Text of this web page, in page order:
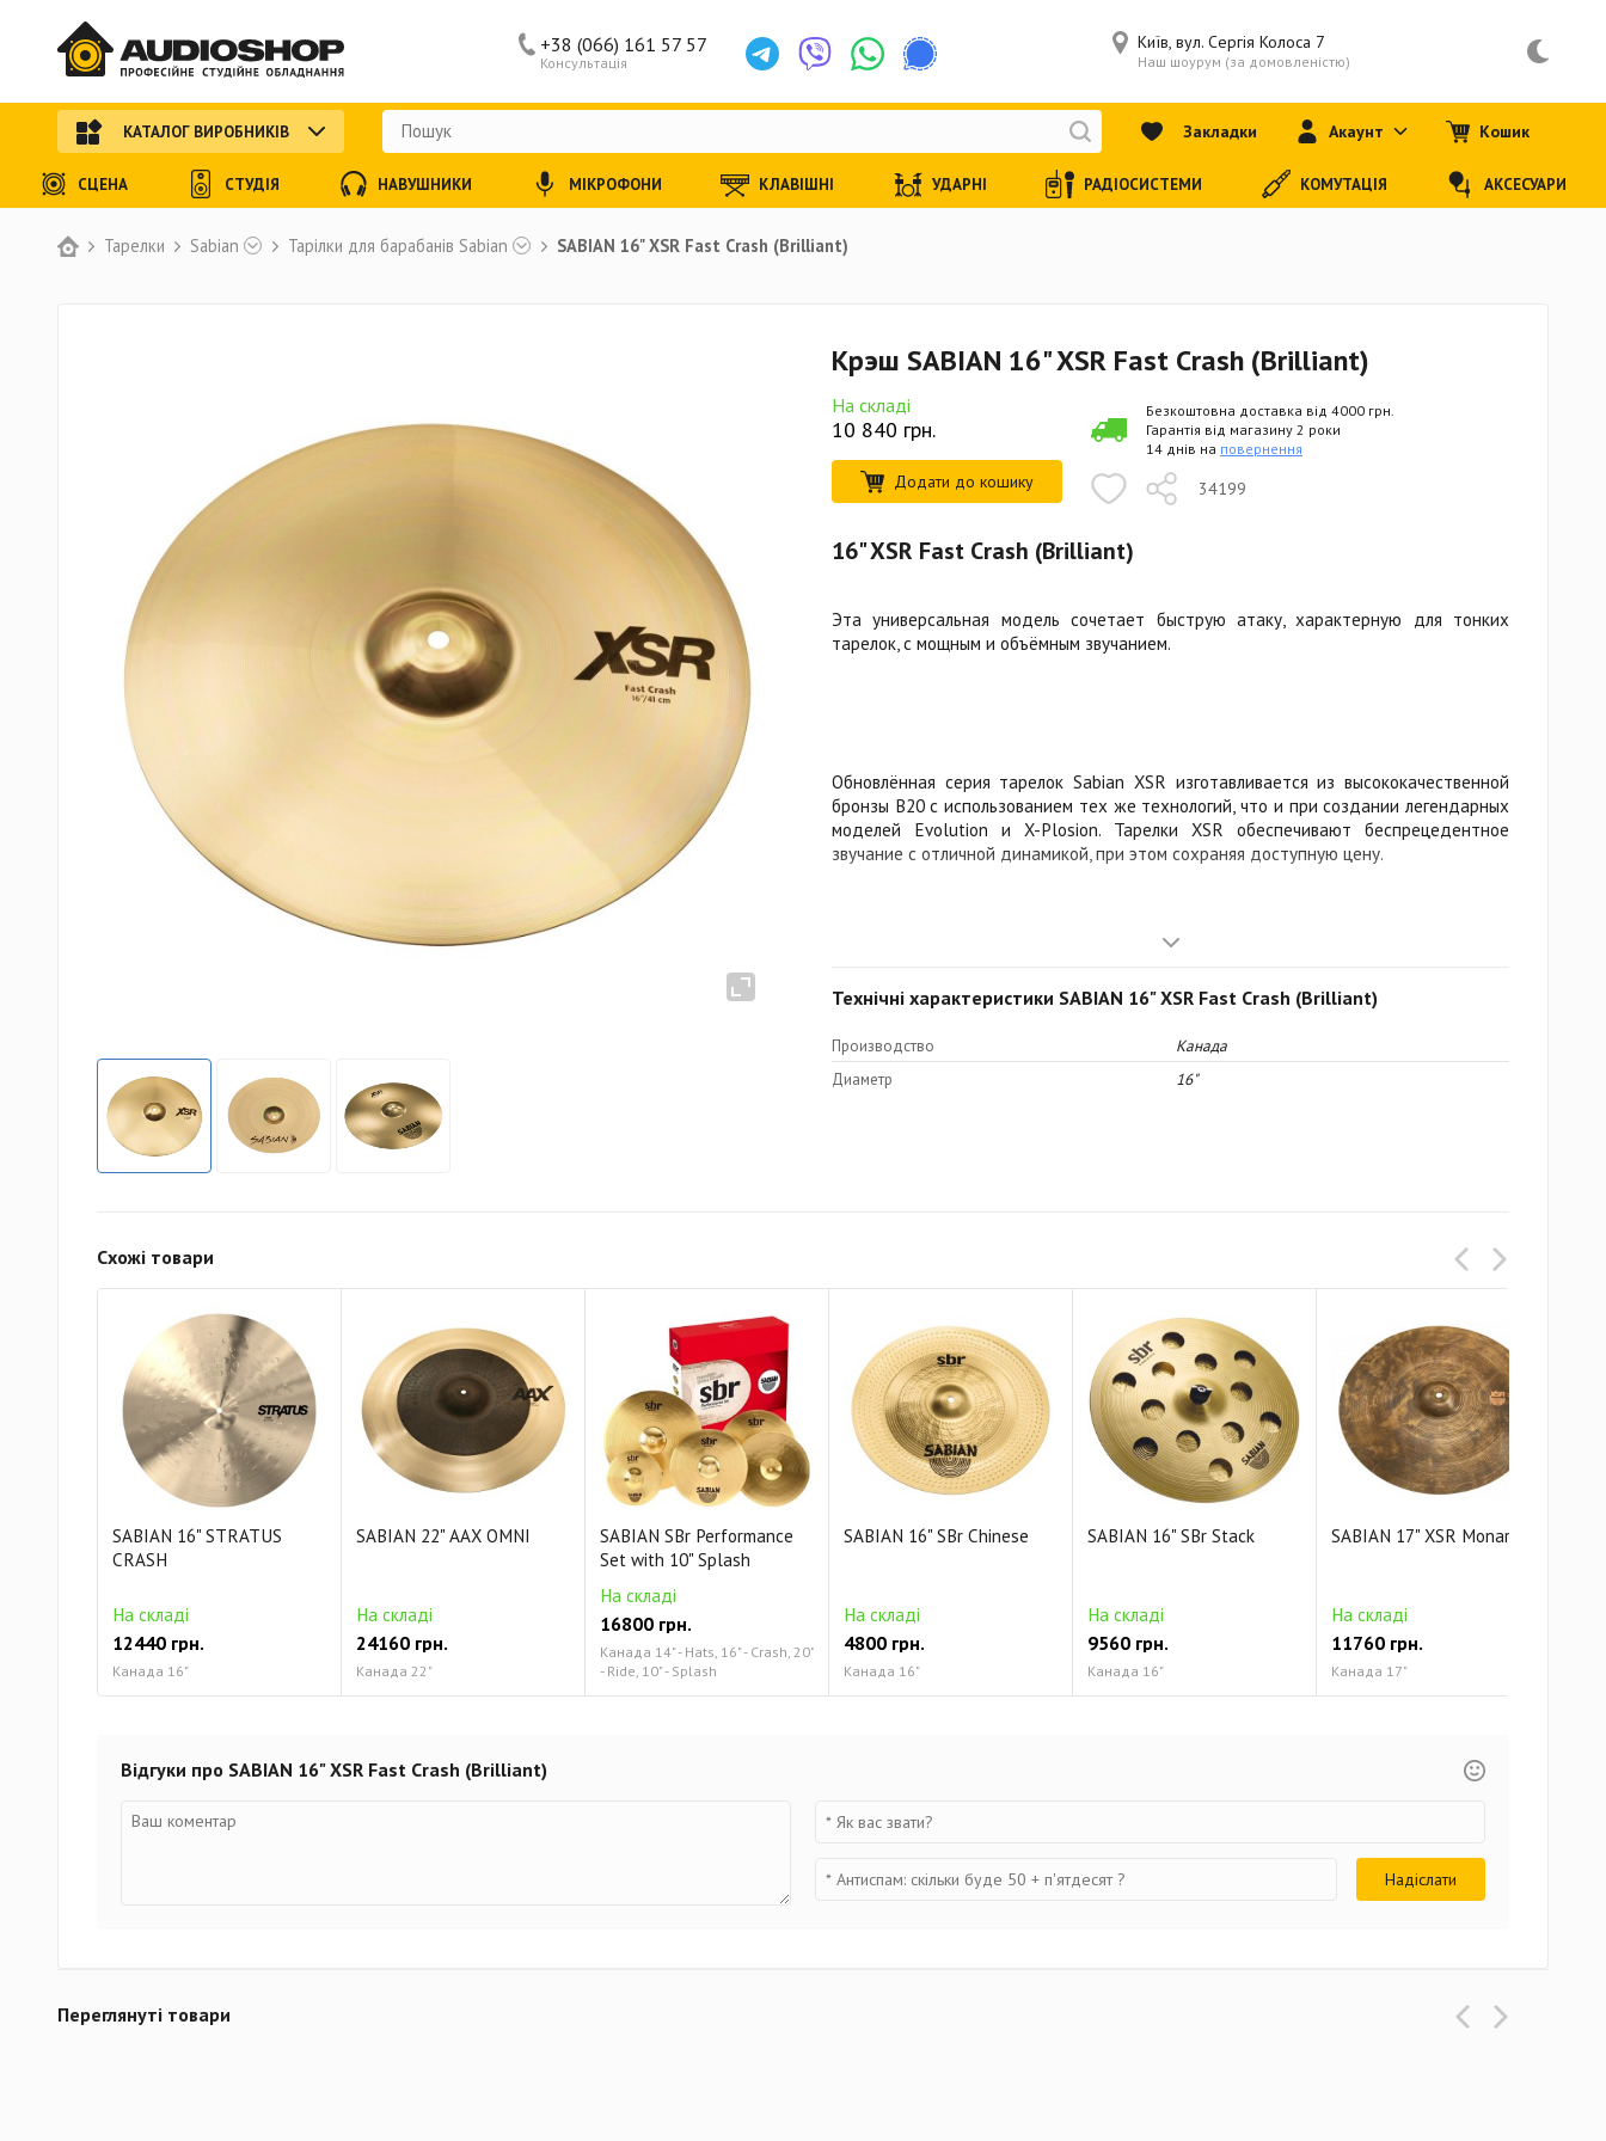
Тарелки Sabian Тарілки для барабанів Sabian SABIAN 16" XSR Fast Crash (Brilliant)
Крэш SABIAN 16" XSR Fast Crash (Brilliant)
На складі
10 840 грн.
Додати до кошику 34199
Безкоштовна доставка від 4000 грн.
Гарантія від магазину 2 роки
14 днів на повернення
16" XSR Fast Crash (Brilliant)
Эта универсальная модель сочетает быструю атаку, характерную для тонких
тарелок, с мощным и объёмным звучанием.
Обновлённая серия тарелок Sabian XSR изготавливается из высококачественной
бронзы B20 с использованием тех же технологий, что и при создании легендарных
моделей Evolution и X-Plosion. Тарелки XSR обеспечивают беспрецедентное
звучание с отличной динамикой, при этом сохраняя доступную цену.
тщательно точатся и куются. Профили были усовершенствованы, а дизайн чашек
изменён для увеличения объёма и громкости звучания. Результат? Креши стали
тоньше, а их атака ещё быстрее. Райды отличаются отличным балансом,
обеспечивая хорошую читаемость палочек и объёмный тон, а хай-хэты получили
более искристое и аккуратное звучание с улучшенной читаемостью и динамикой.
Толщина: средне-толстая
Покрытие: brilliant
Код: XSR1607B
Технічні характеристики SABIAN 16" XSR Fast Crash (Brilliant)
Производство
Канада
Диаметр
16"
Схожі товари
SABIAN 16" STRATUS
CRASH
На складі
12440 грн.
Канада 16"
SABIAN 22" AAX OMNI
На складі
24160 грн.
Канада 22"
SABIAN SBr Performance
Set with 10" Splash
На складі
16800 грн.
Канада 14" - Hats, 16" - Crash, 20"
- Ride, 10" - Splash
SABIAN 16" SBr Chinese
На складі
4800 грн.
Канада 16"
SABIAN 16" SBr Stack
На складі
9560 грн.
Канада 16"
SABIAN 17" XSR Monarch
На складі
11760 грн.
Канада 17"
Відгуки про SABIAN 16" XSR Fast Crash (Brilliant)
Переглянуті товари
Консультація
+38 (066) 161 57 57 Київ, вул. Сергія Колоса 7
Наш шоурум (за домовленістю)
КАТАЛОГ ВИРОБНИКІВ Закладки Акаунт Кошик
СЦЕНА СТУДІЯ НАВУШНИКИ МІКРОФОНИ КЛАВІШНІ УДАРНІ РАДІОСИСТЕМИ КОМУТАЦІЯ АКСЕСУАРИ